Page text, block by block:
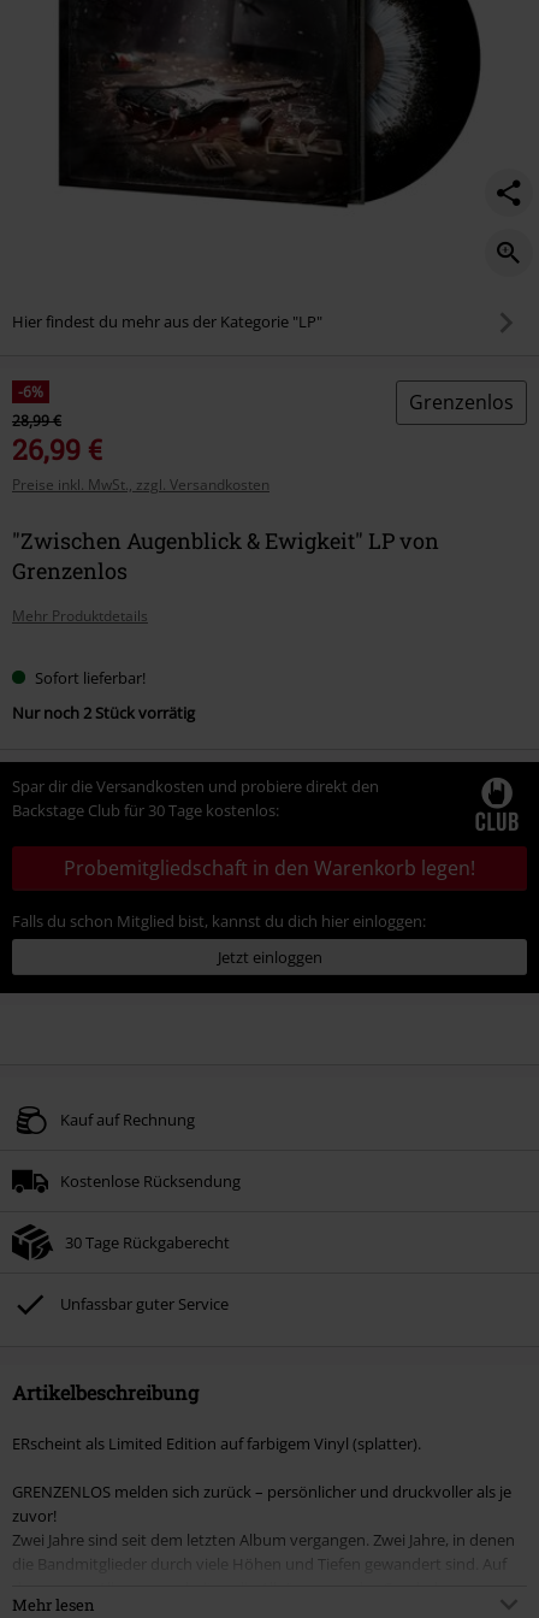
Hier findest du mehr aus der Kategorie "LP"
-6%
28,99 €
26,99 €
Preise inkl. MwSt., zzgl. Versandkosten
Grenzenlos
"Zwischen Augenblick & Ewigkeit" LP von
Grenzenlos
Mehr Produktdetails
Sofort lieferbar!
Nur noch 2 Stück vorrätig
Spar dir die Versandkosten und probiere direkt den
Backstage Club für 30 Tage kostenlos:
Probemitgliedschaft in den Warenkorb legen!
Falls du schon Mitglied bist, kannst du dich hier einloggen:
Jetzt einloggen
Kauf auf Rechnung
Kostenlose Rücksendung
30 Tage Rückgaberecht
Unfassbar guter Service
Artikelbeschreibung
ERscheint als Limited Edition auf farbigem Vinyl (splatter).
GRENZENLOS melden sich zurück – persönlicher und druckvoller als je
zuvor!
Zwei Jahre sind seit dem letzten Album vergangen. Zwei Jahre, in denen
die Bandmitglieder durch viele Höhen und Tiefen gewandert sind. Auf
Besetzungswechsel, harte persönliche Schicksalsschläge, aber auch
Mehr lesen